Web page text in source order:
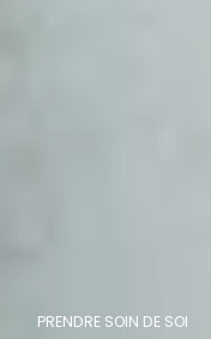
PRENDRE SOIN DE SOI